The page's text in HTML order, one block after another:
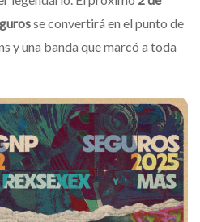
se convertirá en el punto de
y una banda que marcó a toda